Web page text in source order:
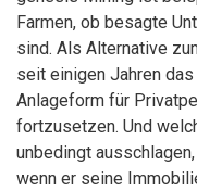
Farmen, ob besagte
sind. Als Alternative
seit einigen Jahren
Anlageform für
fortzusetzen. Und
unbedingt
wenn er seine